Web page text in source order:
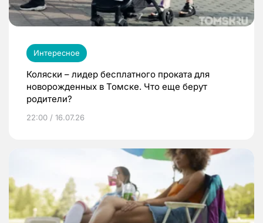
Интересное
Коляски – лидер бесплатного проката для
новорожденных в Томске. Что еще берут
родители?
22:00 / 16.07.26